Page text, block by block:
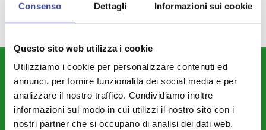
Consenso Dettagli Informazioni sui cookie
Questo sito web utilizza i cookie
Utilizziamo i cookie per personalizzare contenuti ed
annunci, per fornire funzionalità dei social media e per
analizzare il nostro traffico. Condividiamo inoltre
informazioni sul modo in cui utilizzi il nostro sito con i
nostri partner che si occupano di analisi dei dati web,
DIPARTIMENTI
Attività Istituzionale ANCI Lombardia
Cultura - Turismo - Sport - Politiche Giovanili